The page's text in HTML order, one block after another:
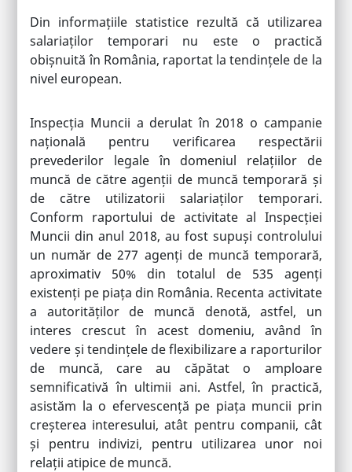
Din informațiile statistice rezultă că utilizarea
salariaților temporari nu este o practică
obișnuită în România, raportat la tendințele de la
nivel european.
Inspecția Muncii a derulat în 2018 o campanie
națională pentru verificarea respectării
prevederilor legale în domeniul relațiilor de
muncă de către agenții de muncă temporară și
de către utilizatorii salariaților temporari.
Conform raportului de activitate al Inspecției
Muncii din anul 2018, au fost supuși controlului
un număr de 277 agenți de muncă temporară,
aproximativ 50% din totalul de 535 agenți
existenți pe piața din România. Recenta activitate
a autorităților de muncă denotă, astfel, un
interes crescut în acest domeniu, având în
vedere și tendințele de flexibilizare a raporturilor
de muncă, care au căpătat o amploare
semnificativă în ultimii ani. Astfel, în practică,
asistăm la o efervescență pe piața muncii prin
creșterea interesului, atât pentru companii, cât
și pentru indivizi, pentru utilizarea unor noi
relații atipice de muncă.